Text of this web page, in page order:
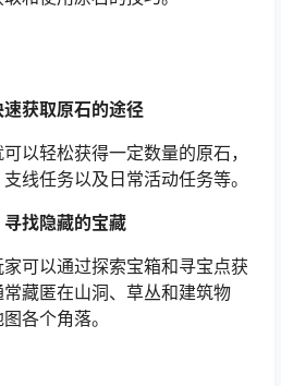
获取原石的途径
以轻松获得一定数量的原石，
线任务以及日常活动任务等。
找隐藏的宝藏
可以通过探索宝箱和寻宝点获
藏匿在山洞、草丛和建筑物
各个角落。